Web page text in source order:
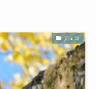
チェコ